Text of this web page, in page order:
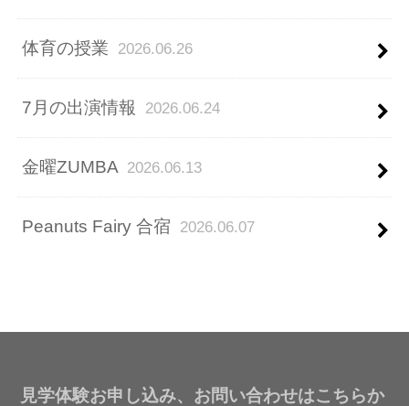
体育の授業 2026.06.26
7月の出演情報 2026.06.24
金曜ZUMBA 2026.06.13
Peanuts Fairy 合宿 2026.06.07
見学体験お申し込み、お問い合わせはこちらか